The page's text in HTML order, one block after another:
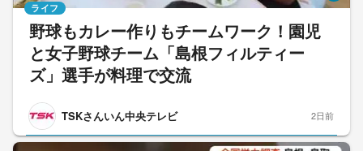
野球もカレー作りもチームワーク！園児
と女子野球チーム「島根フィルティー
ズ」選手が料理で交流
TSKさんいん中央テレビ
ライフ
2日前